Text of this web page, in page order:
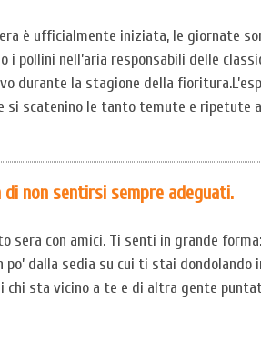
è ufficialmente iniziata, le giornate
i pollini nell’aria responsabili delle
durante la stagione della
si scatenino le tanto temute e ripetute
di non sentirsi sempre adeguati.
sera con amici. Ti senti in grande
po’ dalla sedia su cui ti stai
chi sta vicino a te e di altra gente